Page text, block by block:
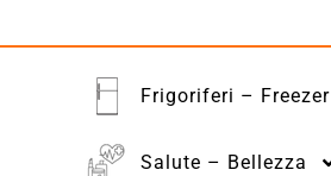
Frigoriferi – Freezer
Salute – Bellezza